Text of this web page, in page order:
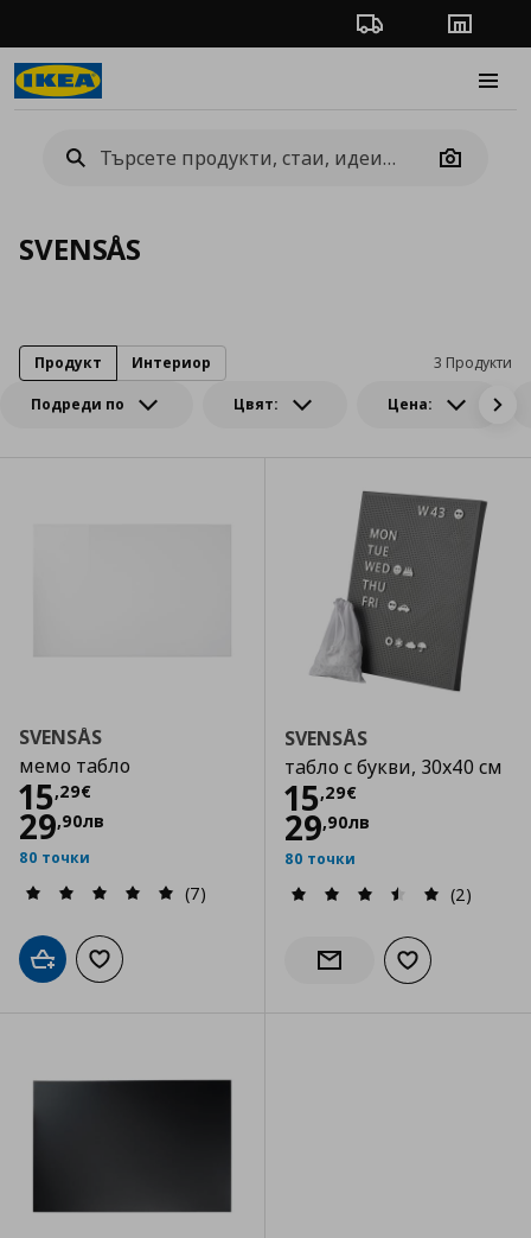
Проследяване на
Camera
SVENSÅS
Подреди по Цвят: Цена:
3 Продукти
Продукт Интериор
SVENSÅS
мемо табло
15,29€
Цена
29,90лв
80 точки
(7)
Добави в кошницата
Добави към списъка с любими
SVENSÅS
табло с букви, 30x40 см
15,29€
Цена
29,90лв
80 точки
(2)
Информирай ме за
Добави към